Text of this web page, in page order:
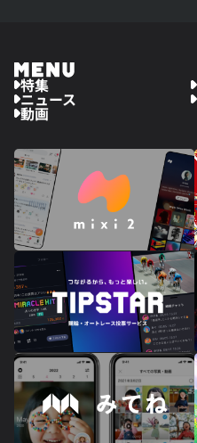
特集
ニュース
動画